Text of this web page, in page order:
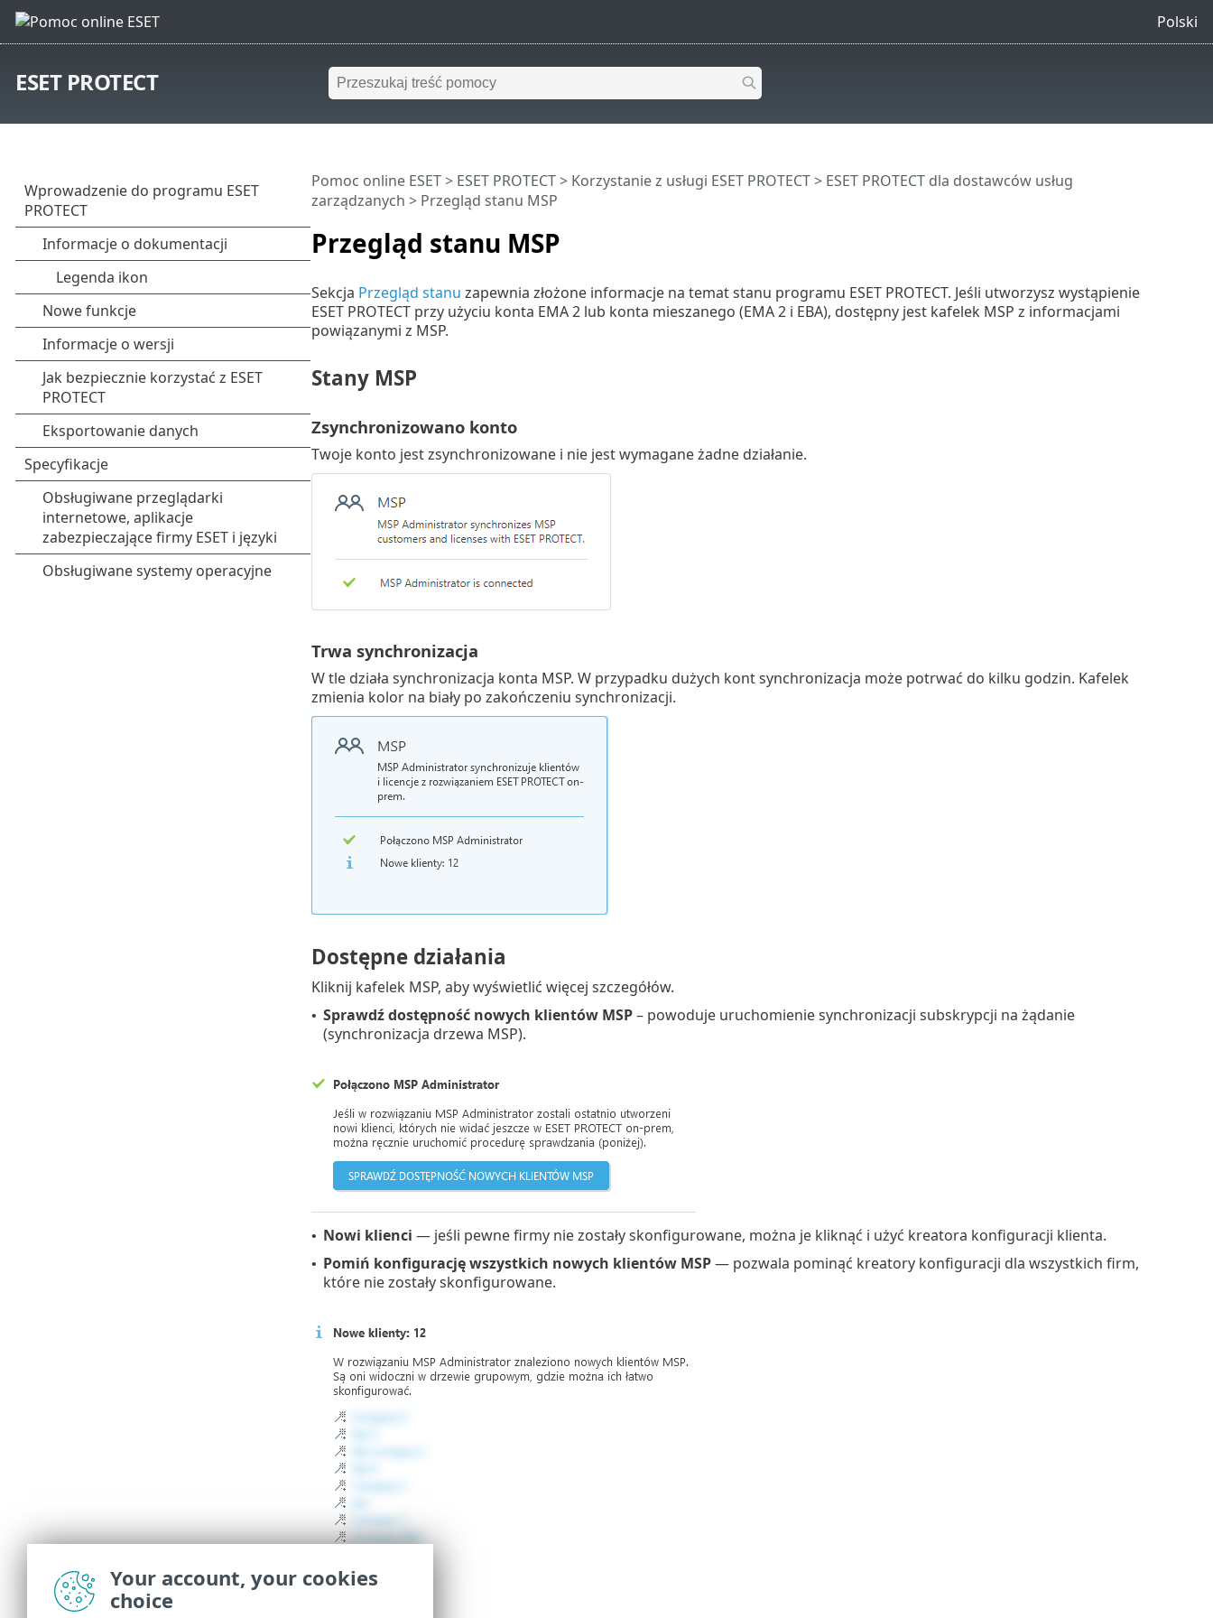
Polski
ESET PROTECT
Przegląd stanu MSP
Pomoc online ESET> ESET PROTECT> Korzystanie z usługi ESET PROTECT> ESET PROTECT dla dostawców usług
zarządzanych > Przegląd stanu MSP
Sekcja Przegląd stanu zapewnia złożone informacje na temat stanu programu ESET PROTECT. Jeśli utworzysz wystąpienie
ESET PROTECT przy użyciu konta EMA 2 lub konta mieszanego (EMA 2 i EBA), dostępny jest kafelek MSP z informacjami
powiązanymi z MSP.
Stany MSP
Zsynchronizowano konto
Twoje konto jest zsynchronizowane i nie jest wymagane żadne działanie.
Trwa synchronizacja
W tle działa synchronizacja konta MSP. W przypadku dużych kont synchronizacja może potrwać do kilku godzin. Kafelek
zmienia kolor na biały po zakończeniu synchronizacji.
Dostępne działania
Kliknij kafelek MSP, aby wyświetlić więcej szczegółów.
• Sprawdź dostępność nowych klientów MSP– powoduje uruchomienie synchronizacji subskrypcji na żądanie
(synchronizacja drzewa MSP).
• Nowi klienci — jeśli pewne firmy nie zostały skonfigurowane, można je kliknąć i użyć kreatora konfiguracji klienta.
• Pomiń konfigurację wszystkich nowych klientów MSP— pozwala pominąć kreatory konfiguracji dla wszystkich firm,
które nie zostały skonfigurowane.
Your account, your cookies
choice